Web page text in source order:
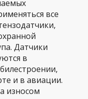
все
Датчики
в
и в авиации.
износом